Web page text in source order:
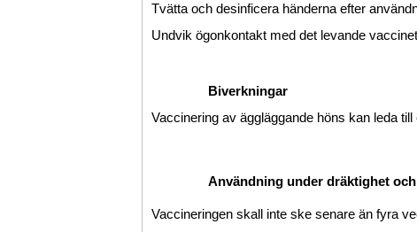
Tvätta och desinficera händerna efter
Undvik ögonkontakt med det levande
Biverkningar
Vaccinering av äggläggande höns kan leda
Användning under dräktighet
Vaccineringen skall inte ske senare än fyra